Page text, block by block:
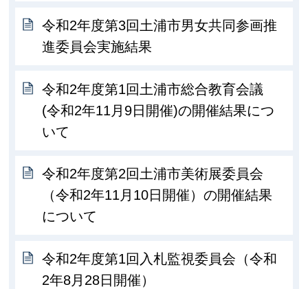
令和2年度第3回土浦市男女共同参画推
進委員会実施結果
令和2年度第1回土浦市総合教育会議
(令和2年11月9日開催)の開催結果につ
いて
令和2年度第2回土浦市美術展委員会
（令和2年11月10日開催）の開催結果
について
令和2年度第1回入札監視委員会（令和
2年8月28日開催）